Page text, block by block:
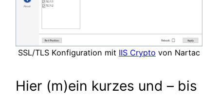
SSL/TLS Konfiguration mit IIS Crypto von Nartac
Hier (m)ein kurzes und – bis